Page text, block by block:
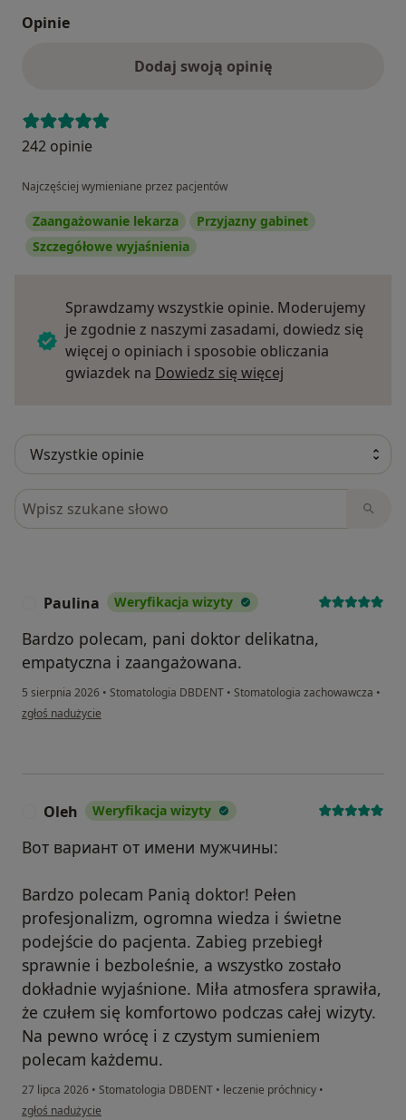
Opinie
Dodaj swoją opinię
242 opinie
Najczęściej wymieniane przez pacjentów
Zaangażowanie lekarza
Przyjazny gabinet
Szczegółowe wyjaśnienia
Sprawdzamy wszystkie opinie. Moderujemy
je zgodnie z naszymi zasadami, dowiedz się
więcej o opiniach i sposobie obliczania
gwiazdek na Dowiedz się więcej
Szukaj w opiniach
Paulina Weryfikacja wizyty
Bardzo polecam, pani doktor delikatna,
empatyczna i zaangażowana.
5 sierpnia 2026 • Stomatologia DBDENT • Stomatologia zachowawcza •
w opinii użytkownika Paulina
zgłoś nadużycie
Oleh Weryfikacja wizyty
Вот вариант от имени мужчины:
Bardzo polecam Panią doktor! Pełen
profesjonalizm, ogromna wiedza i świetne
podejście do pacjenta. Zabieg przebiegł
sprawnie i bezboleśnie, a wszystko zostało
dokładnie wyjaśnione. Miła atmosfera sprawiła,
że czułem się komfortowo podczas całej wizyty.
Na pewno wrócę i z czystym sumieniem
polecam każdemu.
27 lipca 2026 • Stomatologia DBDENT • leczenie próchnicy •
w opinii użytkownika Oleh
zgłoś nadużycie